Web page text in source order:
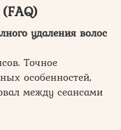
удаления волос
Точное
особенностей,
между сеансами